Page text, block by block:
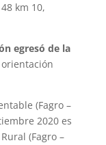
km 10,
egresó de la
(Fagro –
2020 es
(Fagro –